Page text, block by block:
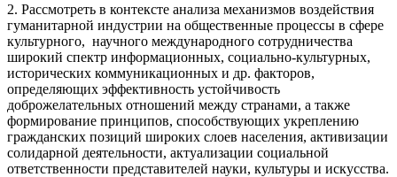
2. Рассмотреть в контексте анализа механизмов воздействия
гуманитарной индустрии на общественные процессы в сфере
культурного, научного международного сотрудничества
широкий спектр информационных, социально-культурных,
исторических коммуникационных и др. факторов,
определяющих эффективность устойчивость
доброжелательных отношений между странами, а также
формирование принципов, способствующих укреплению
гражданских позиций широких слоев населения, активизации
солидарной деятельности, актуализации социальной
ответственности представителей науки, культуры и искусства.